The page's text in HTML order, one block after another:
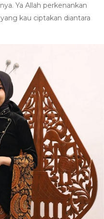
Ya Allah perkenankan
kau ciptakan diantara